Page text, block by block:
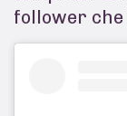
follower